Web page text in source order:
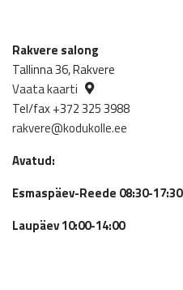
Rakvere salong
Tallinna 36, Rakvere
Vaata kaarti
Tel/fax +372 325 3988
rakvere@kodukolle.ee
Avatud:
Esmaspäev-Reede 08:30-17:30
Laupäev 10:00-14:00